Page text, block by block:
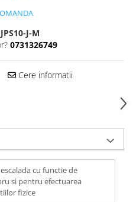
JPS10-J-M
0731326749
Cere informatii
cu functie de
si pentru efectuarea
fizice